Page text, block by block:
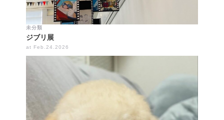
未分類
ジブリ展
at Feb.24.2026